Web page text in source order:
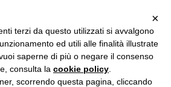
Forense
CTP e CTU in Processi Civili e Penali
×
terzi da questo utilizzati si avvalgono
ed utili alle finalità illustrate
saperne di più o negare il consenso
consulta la cookie policy
scorrendo questa pagina, cliccando